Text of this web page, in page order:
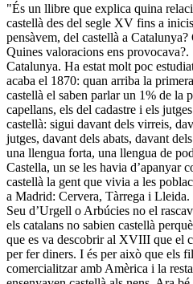
"És un llibre que explica quina
castellà des del segle XV fins a
pensàvem, del castellà a
Quines valoracions ens provocava?.
Catalunya. Ha estat molt poc
acaba el 1870: quan arriba la
castellà el saben parlar un 1% de la
capellans, els del cadastre i els
castellà: sigui davant dels virreis,
jutges, davant dels abats, davant
una llengua forta, una llengua de
Castella, un se les havia d’apanyar
castellà la gent que vivia a les
a Madrid: Cervera, Tàrrega i
Seu d’Urgell o Arbúcies no el
els catalans no sabien castellà
que es va descobrir al XVIII que el
per fer diners. I és per això que els
comercialitzar amb Amèrica i la